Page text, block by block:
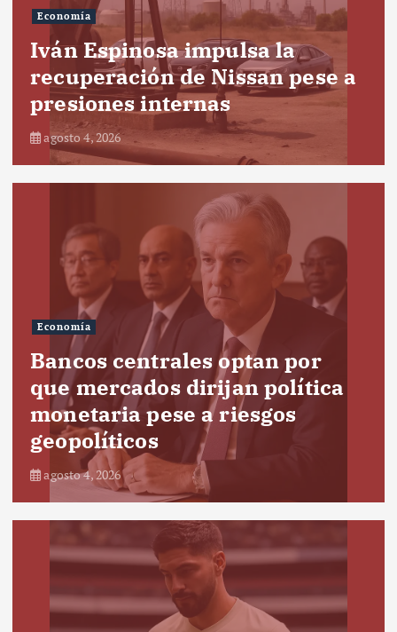
Economía
Iván Espinosa impulsa la
recuperación de Nissan pese a
presiones internas
agosto 4, 2026
Economía
Bancos centrales optan por
que mercados dirijan política
monetaria pese a riesgos
geopolíticos
agosto 4, 2026